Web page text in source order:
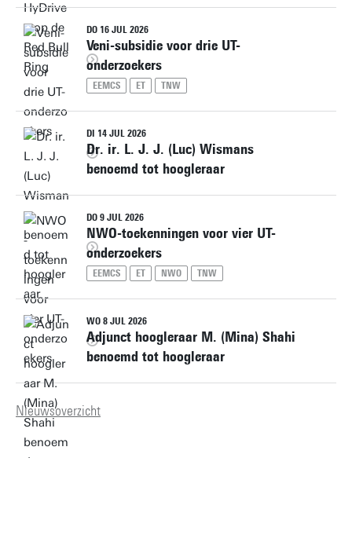
DO 16 JUL 2026
Veni-subsidie voor drie UT-
onderzoekers
EEMCS ET TNW
DI 14 JUL 2026
Dr. ir. L. J. J. (Luc) Wismans
benoemd tot hoogleraar
DO 9 JUL 2026
NWO-toekenningen voor vier UT-
onderzoekers
EEMCS ET NWO TNW
WO 8 JUL 2026
Adjunct hoogleraar M. (Mina) Shahi
benoemd tot hoogleraar
Nieuwsoverzicht